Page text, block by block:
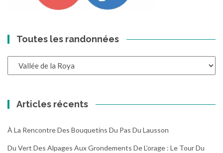
Toutes les randonnées
Articles récents
À La Rencontre Des Bouquetins Du Pas Du Lausson
Du Vert Des Alpages Aux Grondements De L’orage : Le Tour Du